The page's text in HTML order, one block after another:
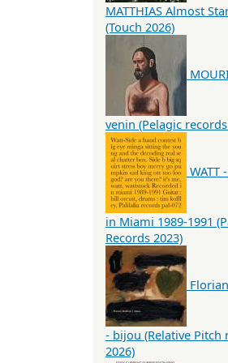
MATTHIAS Almost
(Touch 2026)
venin (Pelagic
WATT
in Miami 1989-1991
Records 2023)
- bijou (Relative Pitch
2026)